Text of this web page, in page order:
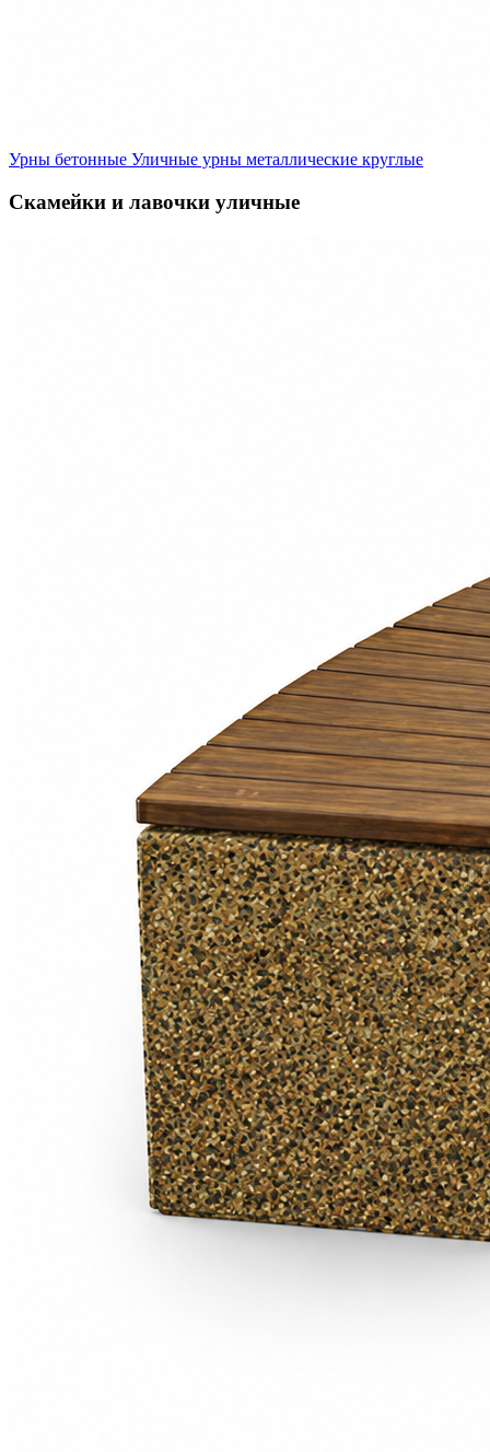
Урны бетонные Уличные урны металлические круглые
Скамейки и лавочки уличные